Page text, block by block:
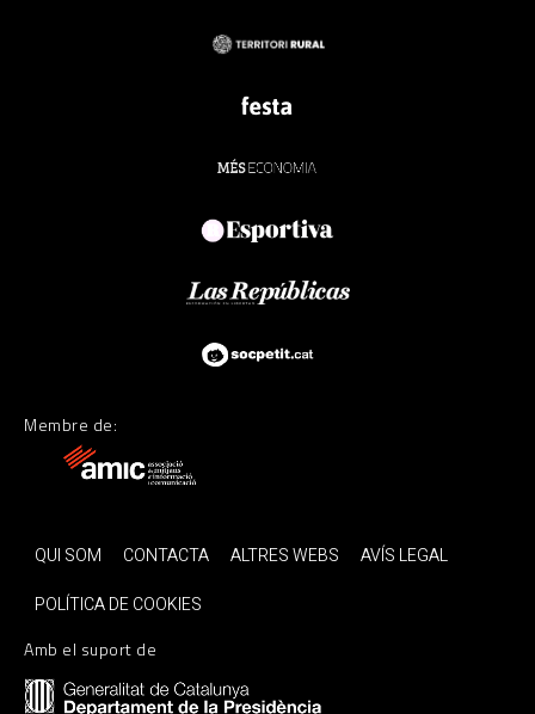
Membre de:
QUI SOM CONTACTA ALTRES WEBS
AVÍS LEGAL
POLÍTICA DE COOKIES
Amb el suport de